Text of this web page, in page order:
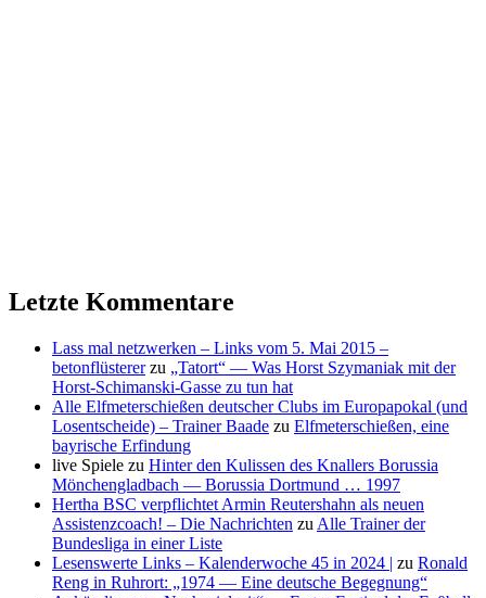
Letzte Kommentare
Lass mal netzwerken – Links vom 5. Mai 2015 –
betonflüstererzu „Tatort“ — Was Horst Szymaniak mit der
Horst-Schimanski-Gasse zu tun hat
Alle Elfmeterschießen deutscher Clubs im Europapokal (und
Losentscheide) – Trainer Baade zu Elfmeterschießen, eine
bayrische Erfindung
live Spiele zu Hinter den Kulissen des Knallers Borussia
Mönchengladbach — Borussia Dortmund … 1997
Hertha BSC verpflichtet Armin Reutershahn als neuen
Assistenzcoach! – Die Nachrichten zu Alle Trainer der
Bundesliga in einer Liste
Lesenswerte Links – Kalenderwoche 45 in 2024 | zu Ronald
Reng in Ruhrort: „1974 — Eine deutsche Begegnung“